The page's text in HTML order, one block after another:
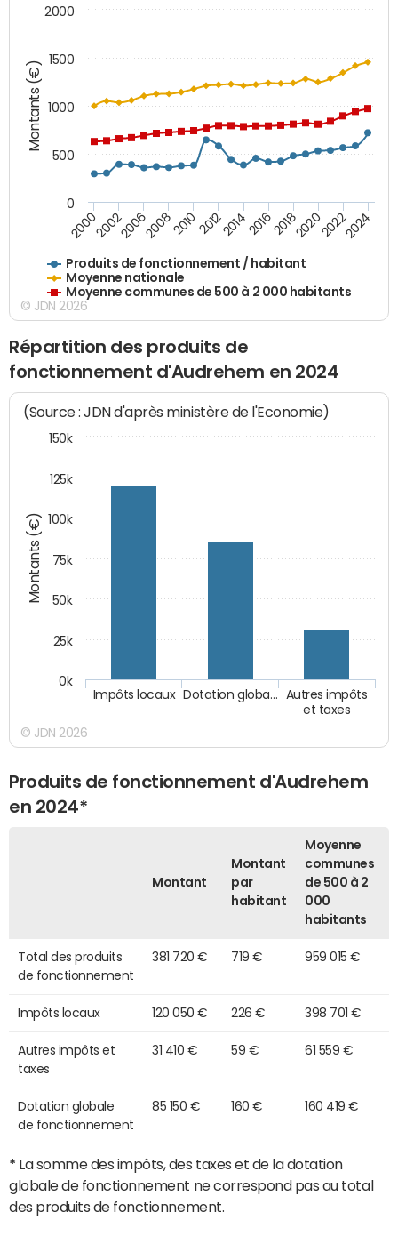
Montants (€)
Produits de fonctionnement / habitant
Moyenne nationale
Moyenne communes de 500 à 2 000 habitants
200020022006200820102012201420162018202020222024
0
500
1000
1500
2000
© JDN 2026
Répartition des produits de
fonctionnement d'Audrehem en 2024
Montants (€)
(Source : JDN d'après ministère de l'Economie)
Autres impôts
et taxes
Dotation globa…
Impôts locaux
0k
25k
50k
75k
100k
125k
150k
© JDN 2026
Produits de fonctionnement d'Audrehem
en 2024*
Montant
Montant
par
habitant
Moyenne
communes
de 500 à 2
000
habitants
Total des produits
de fonctionnement
381 720 € 719 € 959 015 €
Impôts locaux 120 050 € 226 € 398 701 €
Autres impôts et
taxes
31 410 € 59 € 61 559 €
Dotation globale
de fonctionnement
85 150 € 160 € 160 419 €
* La somme des impôts, des taxes et de la dotation
globale de fonctionnement ne correspond pas au total
des produits de fonctionnement.